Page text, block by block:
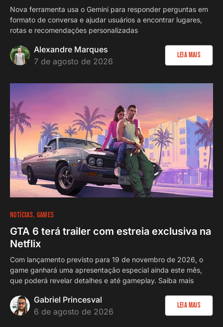
Nova ferramenta usa o Gemini para responder perguntas em
formato de conversa e ajudar usuários a encontrar lugares,
rotas e recomendações personalizadas
Alexandre Marques
7 de agosto de 2026
Leia Mais
NOTÍCIAS GAMES
GTA 6 terá trailer com estreia exclusiva na
Netflix
Com lançamento previsto para 19 de novembro de 2026, o
game ganhará uma apresentação especial ainda este mês,
que poderá revelar detalhes e até gameplay. Saiba mais
Gabriel Princesval
6 de agosto de 2026
Leia Mais